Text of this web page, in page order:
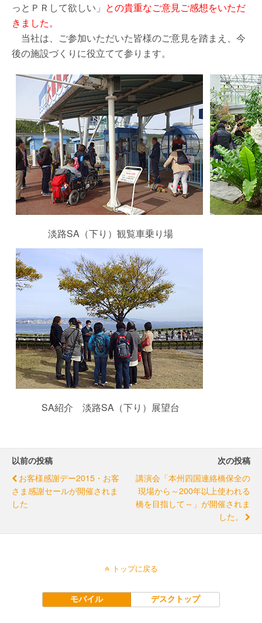
っとＰＲして欲しい」 との貴重なご意見ご感想をいただ
きました。
当社は、ご参加いただいた皆様のご意見を踏まえ、今
後の施設づくりに役立てて参ります。
淡路SA（下り）観覧車乗り場
SA紹介 淡路SA（下り）展望台
以前の投稿
お客様感謝デー2015・お客
さま感謝セールが開催されま
した
次の投稿
講演会「本州四国連絡橋保全の
現場から～200年以上使われる
橋を目指して～」が開催されま
した。
トップに戻る
モバイル デスクトップ